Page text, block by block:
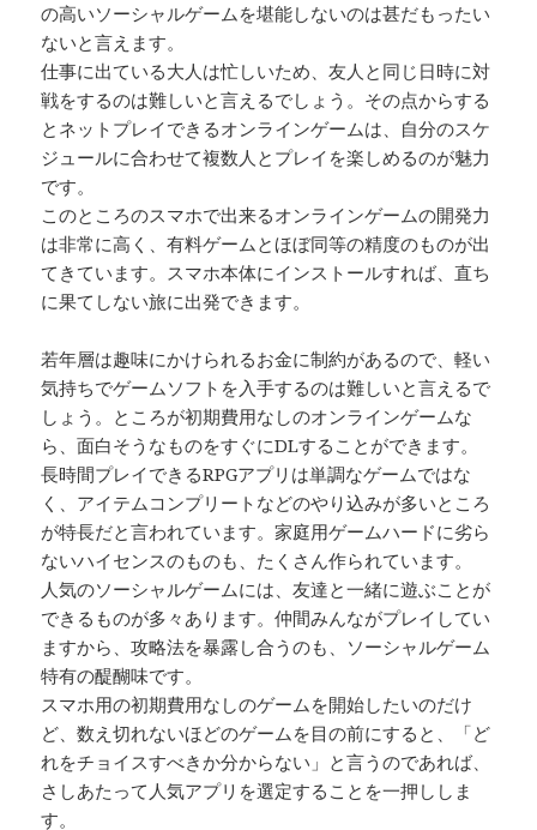
の高いソーシャルゲームを堪能しないのは甚だもったい
ないと言えます。
仕事に出ている大人は忙しいため、友人と同じ日時に対
戦をするのは難しいと言えるでしょう。その点からする
とネットプレイできるオンラインゲームは、自分のスケ
ジュールに合わせて複数人とプレイを楽しめるのが魅力
です。
このところのスマホで出来るオンラインゲームの開発力
は非常に高く、有料ゲームとほぼ同等の精度のものが出
てきています。スマホ本体にインストールすれば、直ち
に果てしない旅に出発できます。
若年層は趣味にかけられるお金に制約があるので、軽い
気持ちでゲームソフトを入手するのは難しいと言えるで
しょう。ところが初期費用なしのオンラインゲームな
ら、面白そうなものをすぐにDLすることができます。
長時間プレイできるRPGアプリは単調なゲームではな
く、アイテムコンプリートなどのやり込みが多いところ
が特長だと言われています。家庭用ゲームハードに劣ら
ないハイセンスのものも、たくさん作られています。
人気のソーシャルゲームには、友達と一緒に遊ぶことが
できるものが多々あります。仲間みんながプレイしてい
ますから、攻略法を暴露し合うのも、ソーシャルゲーム
特有の醍醐味です。
スマホ用の初期費用なしのゲームを開始したいのだけ
ど、数え切れないほどのゲームを目の前にすると、「ど
れをチョイスすべきか分からない」と言うのであれば、
さしあたって人気アプリを選定することを一押ししま
す。